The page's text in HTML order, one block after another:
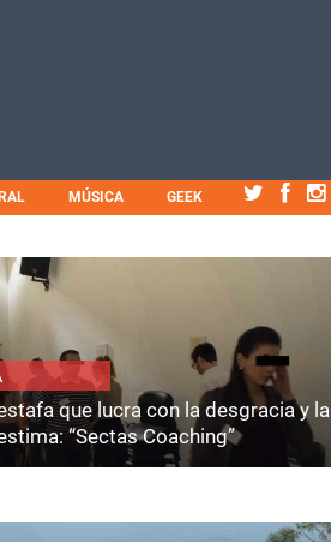
MÚSICA GEEK
que lucra con la desgracia y la
“Sectas Coaching”